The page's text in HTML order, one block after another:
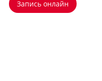
Запись онлайн